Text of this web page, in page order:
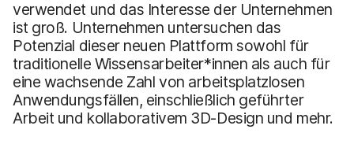
verwendet und das Interesse der Unternehmen
ist groß. Unternehmen untersuchen das
Potenzial dieser neuen Plattform sowohl für
traditionelle Wissensarbeiter*innen als auch für
eine wachsende Zahl von arbeitsplatzlosen
Anwendungsfällen, einschließlich geführter
Arbeit und kollaborativem 3D-Design und mehr.